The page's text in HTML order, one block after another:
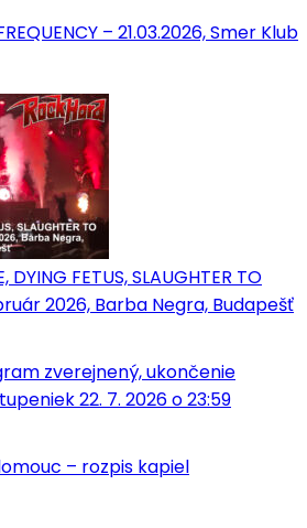
– 21.03.2026, Smer Klub
DYING FETUS, SLAUGHTER TO
2026, Barba Negra, Budapešť
zverejnený, ukončenie
22. 7. 2026 o 23:59
– rozpis kapiel